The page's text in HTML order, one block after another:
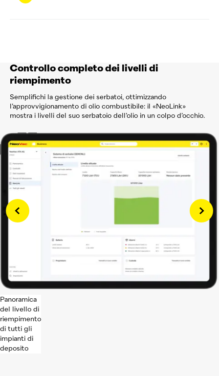
Controllo completo dei livelli di
riempimento
Semplifichi la gestione dei serbatoi, ottimizzando
l’approvvigionamento di olio combustibile: il «NeoLink»
mostra i livelli del suo serbatoio dell’olio in un colpo d’occhio.
Panoramica
del livello di
riempimento
di tutti gli
impianti di
deposito